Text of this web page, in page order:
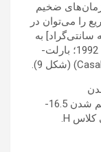
ضخیم
را می‌توان در
450 درجه فارنهایت [232 درجه سانتی‌گراد] به
دست آورد (نلسون، 1984؛ نلسون و کازابون، 1992؛ بارلت-
شکل 9. اثر کندکننده فسفونات بر زمان ضخیم شدن 16.5-